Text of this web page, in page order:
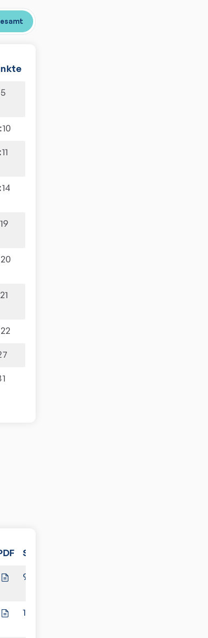
5
:10
:11
:14
19
20
21
22
Spiele
9:1
10:0